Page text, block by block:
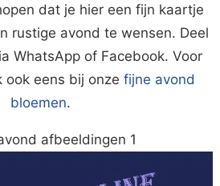
dat je hier een fijn kaartje
rustige avond te wensen. Deel
WhatsApp of Facebook. Voor
ook eens bij onze fijne avond
bloemen.
afbeeldingen 1